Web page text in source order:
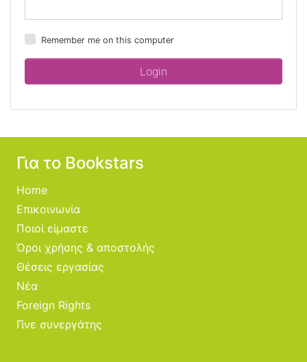
Remember me on this computer
Για το Bookstars
Home
Επικοινωνία
Ποιοί είμαστε
Όροι χρήσης & αποστολής
Θέσεις εργασίας
Νέα
Foreign Rights
Γίνε συνεργάτης